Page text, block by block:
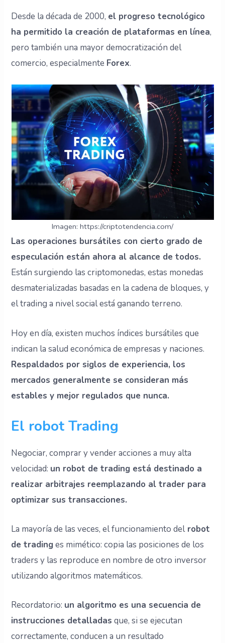
Desde la década de 2000, el progreso tecnológico
ha permitido la creación de plataformas en línea,
pero también una mayor democratización del
comercio, especialmente Forex.
Imagen: https://criptotendencia.com/
Las operaciones bursátiles con cierto grado de
especulación están ahora al alcance de todos.
Están surgiendo las criptomonedas, estas monedas
desmaterializadas basadas en la cadena de bloques, y
el trading a nivel social está ganando terreno.
Hoy en día, existen muchos índices bursátiles que
indican la salud económica de empresas y naciones.
Respaldados por siglos de experiencia, los
mercados generalmente se consideran más
estables y mejor regulados que nunca.
El robot Trading
Negociar, comprar y vender acciones a muy alta
velocidad: un robot de trading está destinado a
realizar arbitrajes reemplazando al trader para
optimizar sus transacciones.
La mayoría de las veces, el funcionamiento delrobot
de tradinges mimético: copia las posiciones de los
traders y las reproduce en nombre de otro inversor
utilizando algoritmos matemáticos.
Recordatorio: un algoritmo es una secuencia de
instrucciones detalladas que, si se ejecutan
correctamente, conducen a un resultado